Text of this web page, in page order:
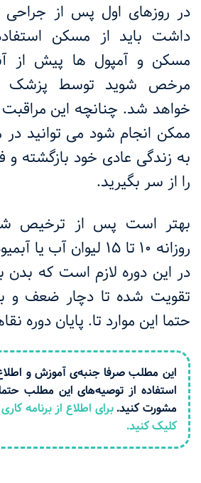
در روزهای اول پس از جراحی
داشت باید از مسکن
مسکن و آمپول ها پیش از
مرخص شوید توسط پزشک
خواهد شد. چنانچه این
ممکن انجام شود می ‌توانید
به زندگی عادی خود بازگشته و
را از سر بگیرید.
بهتر است پس از ترخیص
روزانه ۱۰ تا۱۵ لیوان آب یا
در این دوره لازم است که بدن
تقویت شده تا دچار ضعف و
حتما این موارد تا. پایان دوره
این مطلب صرفا جنبه‌ی آموزش و
استفاده از توصیه‌های این مطلب
مشورت کنید.برای اطلاع از برنامه
کلیک کنید.